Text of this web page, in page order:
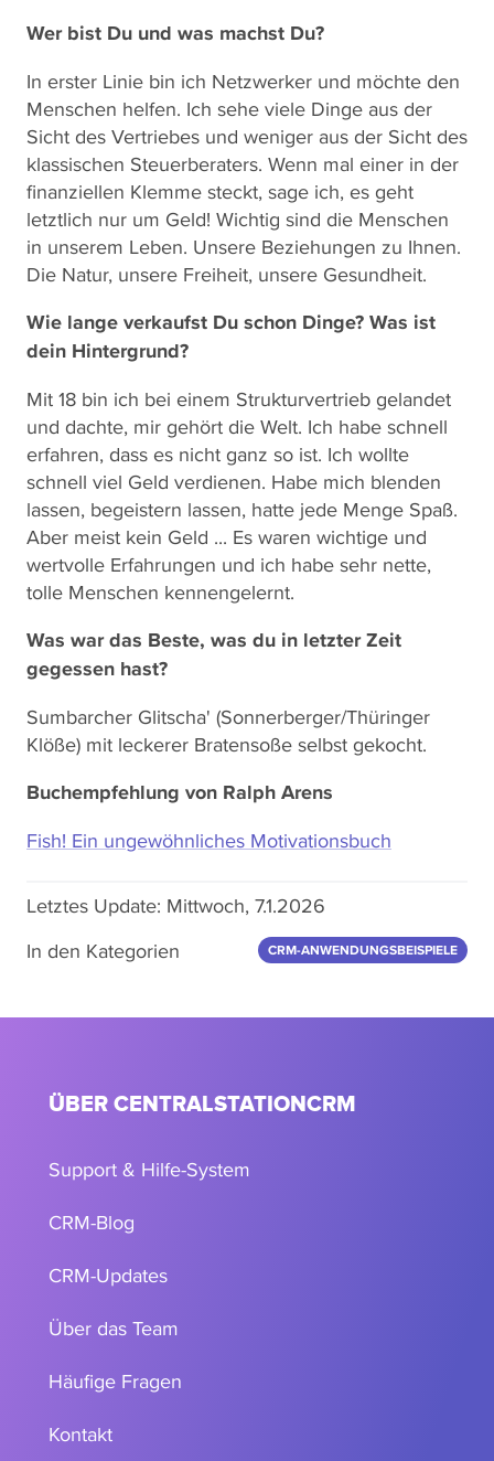
Wer bist Du und was machst Du?
In erster Linie bin ich Netzwerker und möchte den
Menschen helfen. Ich sehe viele Dinge aus der
Sicht des Vertriebes und weniger aus der Sicht des
klassischen Steuerberaters. Wenn mal einer in der
finanziellen Klemme steckt, sage ich, es geht
letztlich nur um Geld! Wichtig sind die Menschen
in unserem Leben. Unsere Beziehungen zu Ihnen.
Die Natur, unsere Freiheit, unsere Gesundheit.
Wie lange verkaufst Du schon Dinge? Was ist
dein Hintergrund?
Mit 18 bin ich bei einem Strukturvertrieb gelandet
und dachte, mir gehört die Welt. Ich habe schnell
erfahren, dass es nicht ganz so ist. Ich wollte
schnell viel Geld verdienen. Habe mich blenden
lassen, begeistern lassen, hatte jede Menge Spaß.
Aber meist kein Geld ... Es waren wichtige und
wertvolle Erfahrungen und ich habe sehr nette,
tolle Menschen kennengelernt.
Was war das Beste, was du in letzter Zeit
gegessen hast?
Sumbarcher Glitscha' (Sonnerberger/Thüringer
Klöße) mit leckerer Bratensoße selbst gekocht.
Buchempfehlung von Ralph Arens
Fish! Ein ungewöhnliches Motivationsbuch
Letztes Update: Mittwoch, 7.1.2026
In den Kategorien
CRM-ANWENDUNGSBEISPIELE
ÜBER CENTRALSTATIONCRM
Support & Hilfe-System
CRM-Blog
CRM-Updates
Über das Team
Häufige Fragen
Kontakt